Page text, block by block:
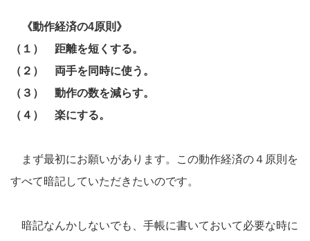
《動作経済の4原則》
（１） 距離を短くする。
（２） 両手を同時に使う。
（３） 動作の数を減らす。
（４） 楽にする。
まず最初にお願いがあります。この動作経済の４原則を
すべて暗記していただきたいのです。
暗記なんかしないでも、手帳に書いておいて必要な時に